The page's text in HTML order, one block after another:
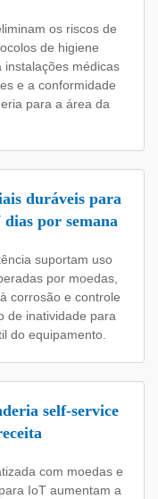
os riscos de
de higiene
instalações médicas
e a conformidade
para a área da
duráveis para
por semana
suportam uso
por moedas,
corrosão e controle
de inatividade para
do equipamento.
self-service
com moedas e
IoT aumentam a